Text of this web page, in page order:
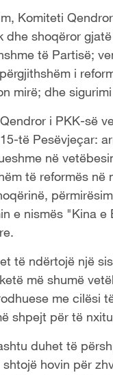
Komiteti
dhe shoqëror
të Partisë;
i
mirë; dhe
i PKK-së
të Pesëvjeçar:
në
të reformës në
e nismës "Kina
të ndërtojë një
më shumë
me cilësi
shpejt për të
duhet të
shtojë hovin për